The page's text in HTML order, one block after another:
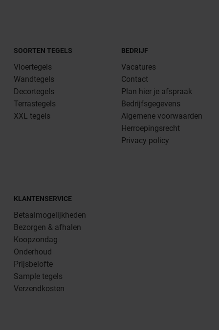
SOORTEN TEGELS
Vloertegels
Wandtegels
Decortegels
Terrastegels
XXL tegels
BEDRIJF
Vacatures
Contact
Plan hier je afspraak
Bedrijfsgegevens
Algemene voorwaarden
Herroepingsrecht
Privacy policy
KLANTENSERVICE
Betaalmogelijkheden
Bezorgen & afhalen
Koopzondag
Onderhoud
Prijsbelofte
Sample tegels
Verzendkosten